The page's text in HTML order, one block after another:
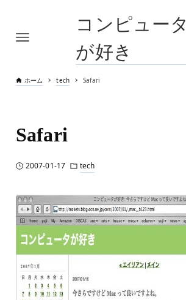
コンピュータ
が好き
ホーム tech Safari
Safari
2007-01-17 tech